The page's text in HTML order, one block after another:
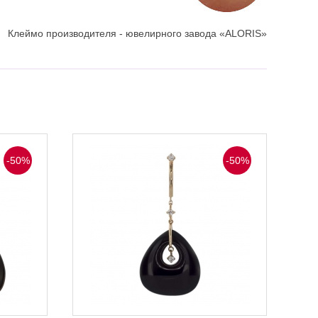
Клеймо производителя - ювелирного завода «ALORIS»
-50% -50%